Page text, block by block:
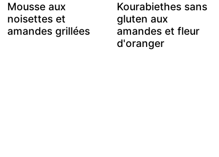
Mousse aux
noisettes et
amandes grillées
Kourabiethes sans
gluten aux
amandes et fleur
d'oranger